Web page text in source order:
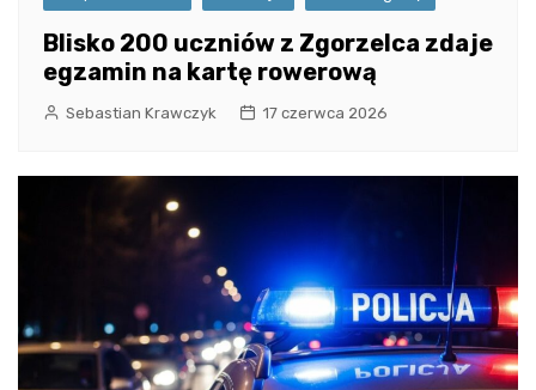
Blisko 200 uczniów z Zgorzelca zdaje
egzamin na kartę rowerową
Sebastian Krawczyk 17 czerwca 2026